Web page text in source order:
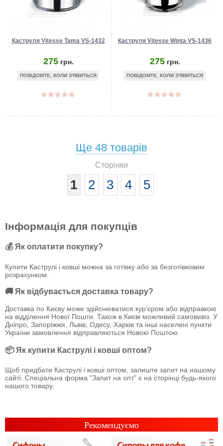
Каструля Vitesse Tama VS-1432
275 грн.
ПОВІДОМТЕ, КОЛИ З'ЯВИТЬСЯ
Каструля Vitesse Winta VS-1436
275 грн.
ПОВІДОМТЕ, КОЛИ З'ЯВИТЬСЯ
Ще 48 товарів
Сторінки
1 2 3 4 5
Інформація для покупців
💰 Як оплатити покупку?
Купити Каструлі і ковші можна за готівку або за безготівковим
розрахунком.
🚚 Як відбувається доставка товару?
Доставка по Києву може здійснюватися кур'єром або відправкою
на відділення Нової Пошти. Також в Києві можливий самовивіз. У
Дніпро, Запоріжжя, Львів, Одесу, Харків та інші населені пункти
України замовлення відправляються Новою Поштою.
📦 Як купити Каструлі і ковші оптом?
Щоб придбати Каструлі і ковші оптом, залиште запит на нашому
сайті. Спеціальна форма "Запит на опт" є на сторінці будь-якого
нашого товару.
Рекомендуємо